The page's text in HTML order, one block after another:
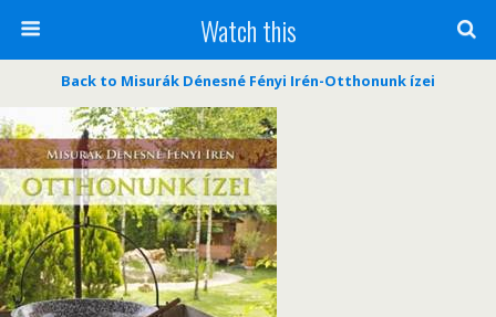
Watch this
Back to Misurák Dénesné Fényi Irén-Otthonunk ízei